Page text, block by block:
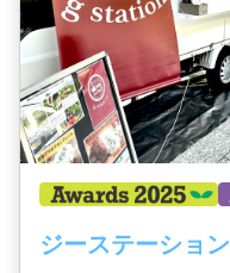
ジーステーション